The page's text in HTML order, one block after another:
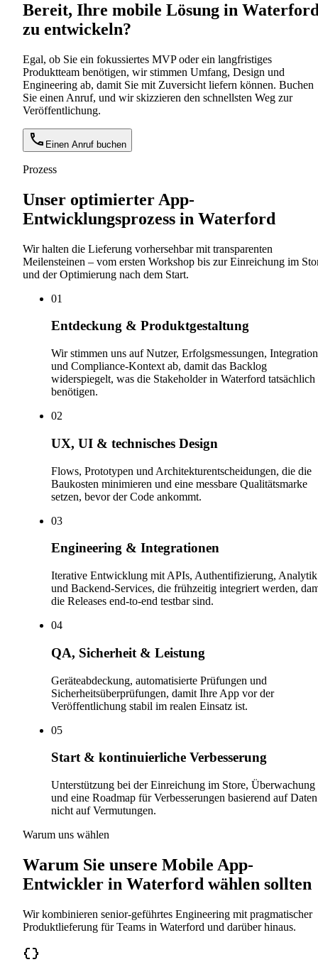
Bereit, Ihre mobile Lösung in
zu entwickeln?
Egal, ob Sie ein fokussiertes MVP oder ein langfristiges
Produktteam benötigen, wir stimmen Umfang, Design und
Engineering ab, damit Sie mit Zuversicht liefern können. Buchen
Sie einen Anruf, und wir skizzieren den schnellsten Weg zur
Veröffentlichung.
Einen Anruf buchen
Prozess
Unser optimierter App-
Entwicklungsprozess in Waterford
Wir halten die Lieferung vorhersehbar mit transparenten
Meilensteinen – vom ersten Workshop bis zur Einreichung im
und der Optimierung nach dem Start.
01
Entdeckung & Produktgestaltung
Wir stimmen uns auf Nutzer, Erfolgsmessungen,
und Compliance-Kontext ab, damit das Backlog
widerspiegelt, was die Stakeholder in Waterford tatsächlich
benötigen.
02
UX, UI & technisches Design
Flows, Prototypen und Architekturentscheidungen, die die
Baukosten minimieren und eine messbare Qualitätsmarke
setzen, bevor der Code ankommt.
03
Engineering & Integrationen
Iterative Entwicklung mit APIs, Authentifizierung, Analytik
und Backend-Services, die frühzeitig integriert werden,
die Releases end-to-end testbar sind.
04
QA, Sicherheit & Leistung
Geräteabdeckung, automatisierte Prüfungen und
Sicherheitsüberprüfungen, damit Ihre App vor der
Veröffentlichung stabil im realen Einsatz ist.
05
Start & kontinuierliche Verbesserung
Unterstützung bei der Einreichung im Store, Überwachung
und eine Roadmap für Verbesserungen basierend auf
nicht auf Vermutungen.
Warum uns wählen
Warum Sie unsere Mobile App-
Entwickler in Waterford wählen sollten
Wir kombinieren senior-geführtes Engineering mit pragmatischer
Produktlieferung für Teams in Waterford und darüber hinaus.